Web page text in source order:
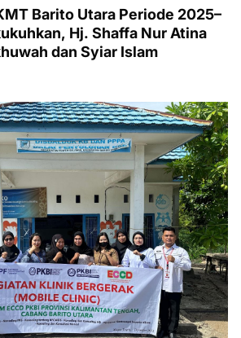
Barito Utara Periode 2025–
Hj. Shaffa Nur Atina
dan Syiar Islam